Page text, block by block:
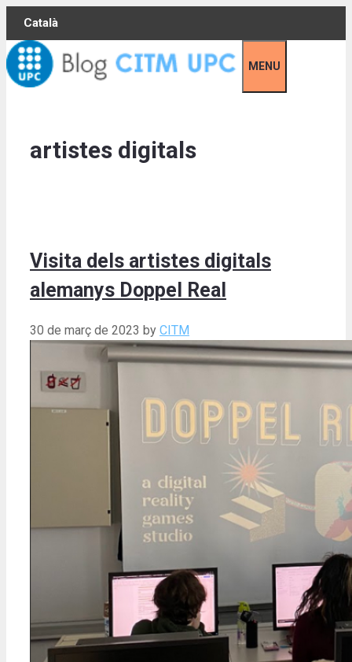
Skip
content
Català
MENU
artistes digitals
Visita dels artistes digitals
alemanys Doppel Real
30 de març de 2023 by CITM